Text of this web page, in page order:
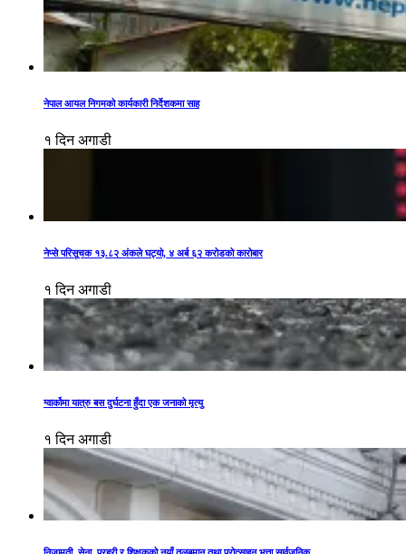
नेपाल आयल निगमको कार्यकारी निर्देशकमा साह
१ दिन अगाडी
नेप्से परिसूचक १३.८२ अंकले घट्यो, ४ अर्ब ६२ करोडको कारोबार
१ दिन अगाडी
ग्वार्कोमा यात्रु बस दुर्घटना हुँदा एक जनाको मृत्यु
१ दिन अगाडी